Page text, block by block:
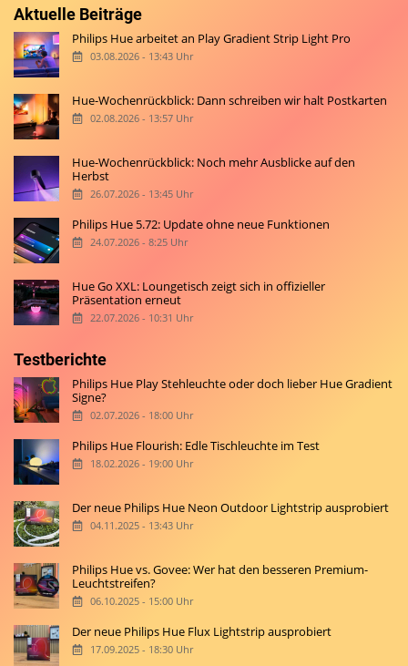
Aktuelle Beiträge
Philips Hue arbeitet an Play Gradient Strip Light Pro
03.08.2026 - 13:43 Uhr
Hue-Wochenrückblick: Dann schreiben wir halt Postkarten
02.08.2026 - 13:57 Uhr
Hue-Wochenrückblick: Noch mehr Ausblicke auf den
Herbst
26.07.2026 - 13:45 Uhr
Philips Hue 5.72: Update ohne neue Funktionen
24.07.2026 - 8:25 Uhr
Hue Go XXL: Loungetisch zeigt sich in offizieller
Präsentation erneut
22.07.2026 - 10:31 Uhr
Testberichte
Philips Hue Play Stehleuchte oder doch lieber Hue Gradient
Signe?
02.07.2026 - 18:00 Uhr
Philips Hue Flourish: Edle Tischleuchte im Test
18.02.2026 - 19:00 Uhr
Der neue Philips Hue Neon Outdoor Lightstrip ausprobiert
04.11.2025 - 13:43 Uhr
Philips Hue vs. Govee: Wer hat den besseren Premium-
Leuchtstreifen?
06.10.2025 - 15:00 Uhr
Der neue Philips Hue Flux Lightstrip ausprobiert
17.09.2025 - 18:30 Uhr